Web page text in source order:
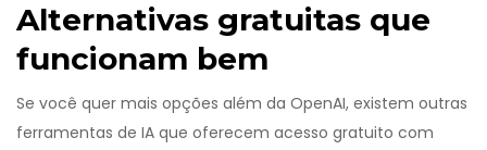
Alternativas gratuitas que
funcionam bem
Se você quer mais opções além da OpenAI, existem outras
ferramentas de IA que oferecem acesso gratuito com